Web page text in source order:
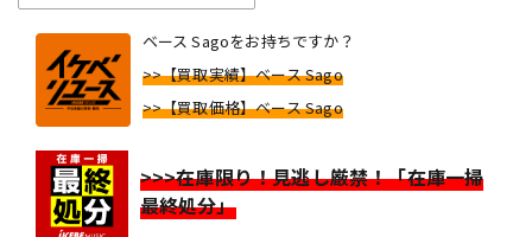
ベース Sagoをお持ちですか？
>>【買取実績】ベース Sago
>>【買取価格】ベース Sago
>>>在庫限り！見逃し厳禁！「在庫一掃
最終処分」